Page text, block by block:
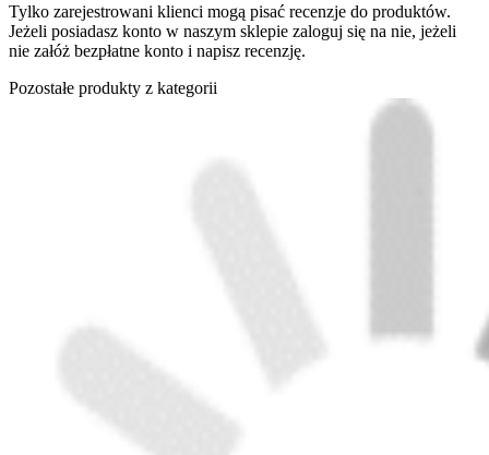
Tylko zarejestrowani klienci mogą pisać recenzje do produktów.
Jeżeli posiadasz konto w naszym sklepie zaloguj się na nie, jeżeli
nie załóż bezpłatne konto i napisz recenzję.
Pozostałe produkty z kategorii